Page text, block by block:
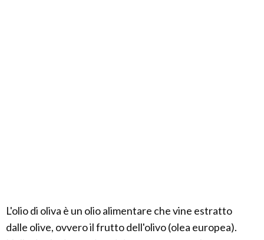
L'olio di oliva è un olio alimentare che vine estratto
dalle olive, ovvero il frutto dell'olivo (olea europea).